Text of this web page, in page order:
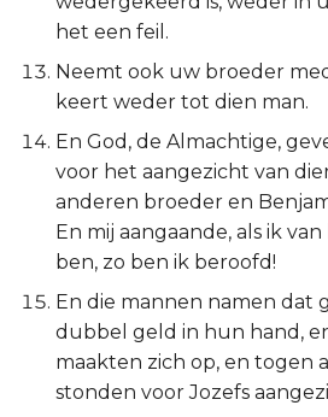
het een feil.
Neemt ook uw broeder
keert weder tot dien man.
En God, de Almachtige,
voor het aangezicht van
anderen broeder en
En mij aangaande, als ik
ben, zo ben ik beroofd!
En die mannen namen dat
dubbel geld in hun hand,
maakten zich op, en togen
stonden voor Jozefs